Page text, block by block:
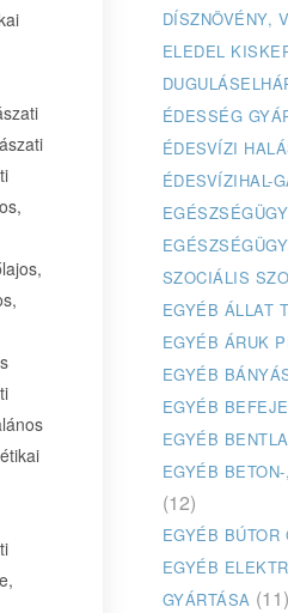
DÍSZNÖVÉNY,
ELEDEL
ÉDESSÉG
ÉDESVÍZI
ÉDESVÍZIHAL-
EGÉSZSÉGÜGY
SZOCIÁLIS
EGYÉB ÁLLAT
EGYÉB ÁRUK
EGYÉB
EGYÉB
EGYÉB
EGYÉB
(12)
EGYÉB BÚTOR
EGYÉB
GYÁRTÁSA (11)